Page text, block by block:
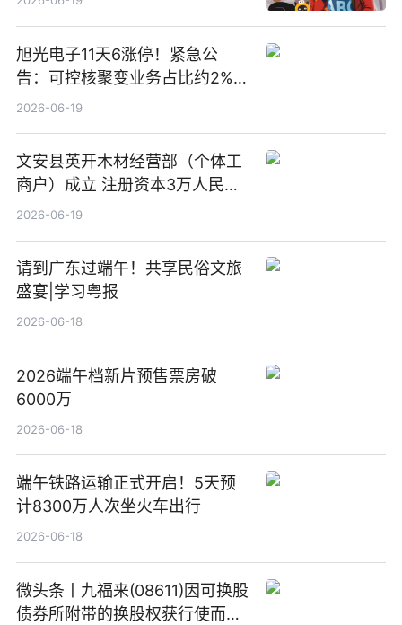
旭光电子11天6涨停！紧急公
告：可控核聚变业务占比约2%！
前沿热点
2026-06-19
文安县英开木材经营部（个体工
商户）成立 注册资本3万人民币
新要闻
2026-06-19
请到广东过端午！共享民俗文旅
盛宴|学习粤报
2026-06-18
2026端午档新片预售票房破
6000万
2026-06-18
端午铁路运输正式开启！5天预
计8300万人次坐火车出行
2026-06-18
微头条丨九福来(08611)因可换股
债券所附带的换股权获行使而发